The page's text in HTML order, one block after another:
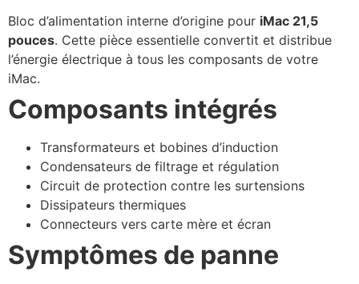
Bloc d’alimentation interne d’origine pour iMac 21,5
pouces. Cette pièce essentielle convertit et distribue
l’énergie électrique à tous les composants de votre
iMac.
Composants intégrés
Transformateurs et bobines d’induction
Condensateurs de filtrage et régulation
Circuit de protection contre les surtensions
Dissipateurs thermiques
Connecteurs vers carte mère et écran
Symptômes de panne